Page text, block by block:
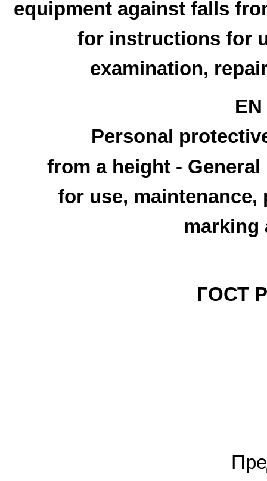
equipment against falls
for instructions for
examination,
Personal
from a height -
for use,
marking
ГОСТ